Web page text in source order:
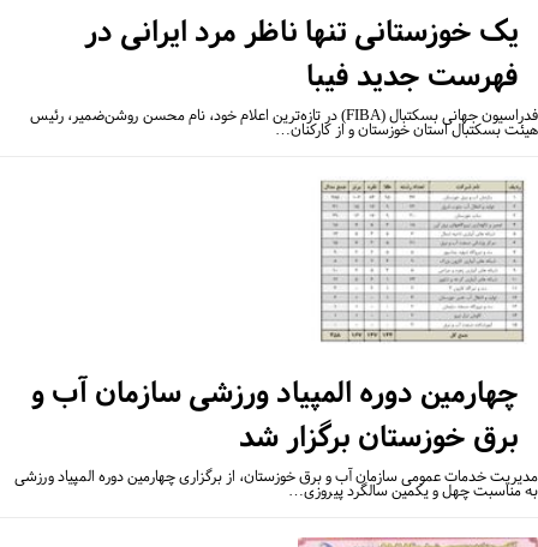
یک خوزستانی تنها ناظر مرد ایرانی در
فهرست جدید فیبا
فدراسیون جهانی بسکتبال (FIBA) در تازه‌ترین اعلام خود، نام محسن روشن‌ضمیر، رئیس
بسکتبال استان خوزستان و از کارکنان…
چهارمین دوره المپیاد ورزشی سازمان آب و
برق خوزستان برگزار شد
خدمات عمومی سازمان آب و برق خوزستان، از برگزاری چهارمین دوره المپیاد ورزشی
مناسبت چهل و یکمین سالگرد پیروزی…